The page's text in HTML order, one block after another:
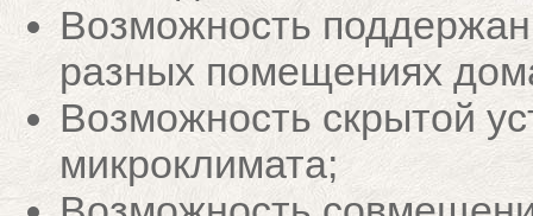
Возможность
разных помещениях
Возможность скрытой
микроклимата;